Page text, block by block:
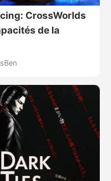
CrossWorlds
de la